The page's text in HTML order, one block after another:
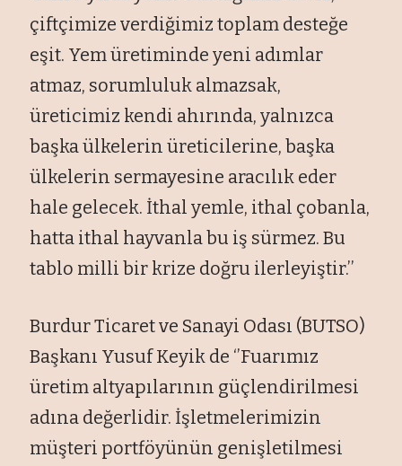
çiftçimize verdiğimiz toplam desteğe
eşit. Yem üretiminde yeni adımlar
atmaz, sorumluluk almazsak,
üreticimiz kendi ahırında, yalnızca
başka ülkelerin üreticilerine, başka
ülkelerin sermayesine aracılık eder
hale gelecek. İthal yemle, ithal çobanla,
hatta ithal hayvanla bu iş sürmez. Bu
tablo milli bir krize doğru ilerleyiştir.’’
Burdur Ticaret ve Sanayi Odası (BUTSO)
Başkanı Yusuf Keyik de ‘’Fuarımız
üretim altyapılarının güçlendirilmesi
adına değerlidir. İşletmelerimizin
müşteri portföyünün genişletilmesi